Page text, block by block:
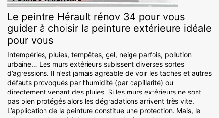
Le peintre Hérault rénov 34 pour vous
guider à choisir la peinture extérieure idéale
pour vous
Intempéries, pluies, tempêtes, gel, neige parfois, pollution
urbaine… Les murs extérieurs subissent diverses sortes
d’agressions. Il n’est jamais agréable de voir les taches et autres
défauts provoqués par l’humidité (par capillarité) ou
directement venant des pluies. Si les murs extérieurs ne sont
pas bien protégés alors les dégradations arrivent très vite.
L’application de la peinture constitue une protection. Mais, le